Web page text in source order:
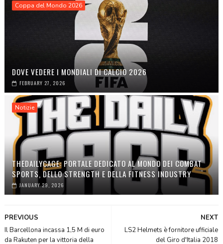
Coppa del Mondo 2026
DOVE VEDERE I MONDIALI DI CALCIO 2026
FEBRUARY 27, 2026
Notizie
THEDAILYCAGE: PORTALE DEDICATO AL MONDO DEI COMBAT
SPORTS, DELLO STRENGTH E DELLA FITNESS INDUSTRY
JANUARY 29, 2026
NEXT
LS2 Helmets è fornitore ufficiale
del Giro d'Italia 2018
PREVIOUS
Il Barcellona incassa 1,5 M di euro
da Rakuten per la vittoria della